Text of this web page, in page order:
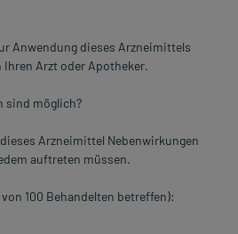
Anwendung dieses Arzneimittels
Ihren Arzt oder Apotheker.
sind möglich?
Arzneimittel Nebenwirkungen
auftreten müssen.
100 Behandelten betreffen):